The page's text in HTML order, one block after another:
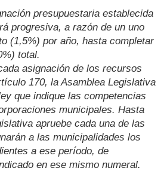
presupuestaria establecida
progresiva, a razón de un uno
(1,5%) por año, hasta completar
total.
asignación de los recursos
170, la Asamblea Legislativa
que indique las competencias
municipales. Hasta
apruebe cada una de las
a las municipalidades los
a ese período, de
en ese mismo numeral.